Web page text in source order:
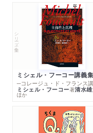
シリーズ・全集
ミシェル・フーコー著清水
ほか